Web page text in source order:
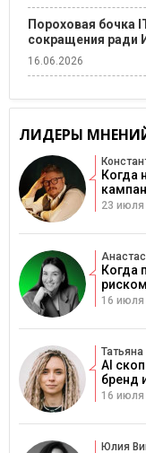
Пороховая бочка
сокращения ради
16.06.2026
ЛИДЕРЫ
Когда
23 июля
Когда
16 июля
AI
бренд
16 июля
Юлия